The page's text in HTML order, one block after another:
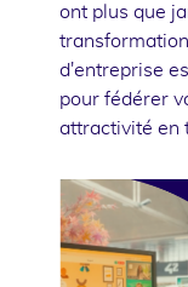
ont plus que
d'entreprise
pour fédérer
attractivité en